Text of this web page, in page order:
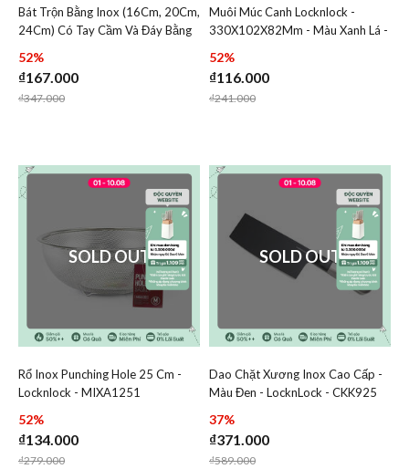
Add Bát Trộn Bằng Inox (16Cm, 20Cm, 24Cm) Có Tay
Add Bát Trộn Bằng Inox (16Cm, 20Cm,
Bát Trộn Bằng Inox (16Cm, 20Cm,
24Cm) Có Tay Cầm Và Đáy Bằng
52%
₫167.000
Price reduced from
₫347.000to
Add Muôi Múc Canh
Add Muôi
Muôi Múc Canh Locknlock -
330X102X82Mm - Màu Xanh Lá -
52%
₫116.000
Price reduced from
₫241.000to
SOLD OUT
Add Rổ Inox Punching Hole 25 Cm - Locknlock -
Add Rổ Inox Punching Hole 25 Cm -
Rổ Inox Punching Hole 25 Cm -
Locknlock - MIXA1251
52%
₫134.000
Price reduced from
₫279.000to
SOLD OUT
Add Dao Chặt Xương
Add Dao
Dao Chặt Xương Inox Cao Cấp -
Màu Đen - LocknLock - CKK925
37%
₫371.000
Price reduced from
₫589.000to